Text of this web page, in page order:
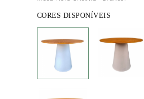
CORES DISPONÍVEIS